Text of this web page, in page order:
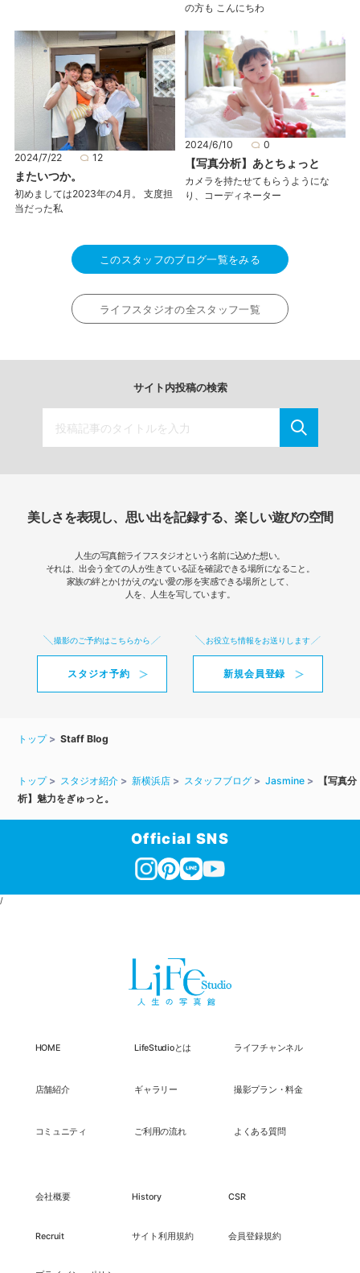
の方も こんにちわ
2024/7/22 12
またいつか。
初めましては2023年の4月。 支度担
当だった私
2024/6/10 0
【写真分析】あとちょっと
カメラを持たせてもらうようにな
り、コーディネーター
このスタッフのブログ一覧をみる
ライフスタジオの全スタッフ一覧
サイト内投稿の検索
美しさを表現し、思い出を記録する、楽しい遊びの空間
人生の写真館ライフスタジオという名前に込めた想い。
それは、出会う全ての人が生きている証を確認できる場所になること。
家族の絆とかけがえのない愛の形を実感できる場所として、
人を、人生を写しています。
撮影のご予約はこちらから
スタジオ予約
お役立ち情報をお送りします
新規会員登録
トップ Staff Blog
トップ スタジオ紹介 新横浜店 スタッフブログ Jasmine
【写真分
析】魅力をぎゅっと。
Official SNS
/
HOME LifeStudioとは ライフチャンネル
店舗紹介 ギャラリー 撮影プラン・料金
コミュニティ ご利用の流れ よくある質問
会社概要 History CSR
Recruit サイト利用規約 会員登録規約